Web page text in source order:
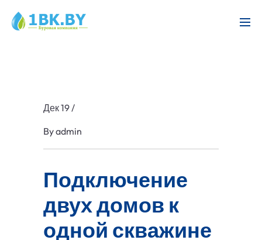
Дек 19/
Byadmin
Подключение
двух домов к
одной скважине